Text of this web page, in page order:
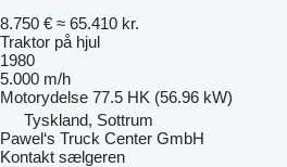
8.750 € ≈ 65.410 kr.
Traktor på hjul
1980
5.000 m/h
Motorydelse 77.5 HK (56.96 kW)
Tyskland, Sottrum
Pawel‘s Truck Center GmbH
Kontakt sælgeren